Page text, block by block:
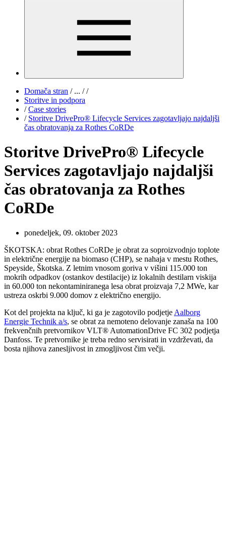
Domača stran /... / /
Storitve in podpora
/ Case stories
/ Storitve DrivePro® Lifecycle Services zagotavljajo najdaljši
čas obratovanja za Rothes CoRDe
Storitve DrivePro® Lifecycle
Services zagotavljajo najdaljši
čas obratovanja za Rothes
CoRDe
ponedeljek, 09. oktober 2023
ŠKOTSKA: obrat Rothes CoRDe je obrat za soproizvodnjo toplote
in električne energije na biomaso (CHP), se nahaja v mestu Rothes,
Speyside, Škotska. Z letnim vnosom goriva v višini 115.000 ton
mokrih odpadkov (ostankov destilacije) iz lokalnih destilarn viskija
in 60.000 ton nekontaminiranega lesa obrat proizvaja 7,2 MWe, kar
ustreza oskrbi 9.000 domov z električno energijo.
Kot del projekta na ključ, ki ga je zagotovilo podjetje Aalborg
Energie Technik a/s, se obrat za nemoteno delovanje zanaša na 100
frekvenčnih pretvornikov VLT® AutomationDrive FC 302 podjetja
Danfoss. Te pretvornike je treba redno servisirati in vzdrževati, da
bosta njihova zanesljivost in zmogljivost čim večji.